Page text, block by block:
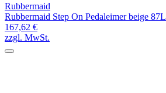
Rubbermaid
Rubbermaid Step On Pedaleimer beige 87L
167,62 €
zzgl. MwSt.